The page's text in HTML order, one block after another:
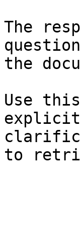
The
the
Use